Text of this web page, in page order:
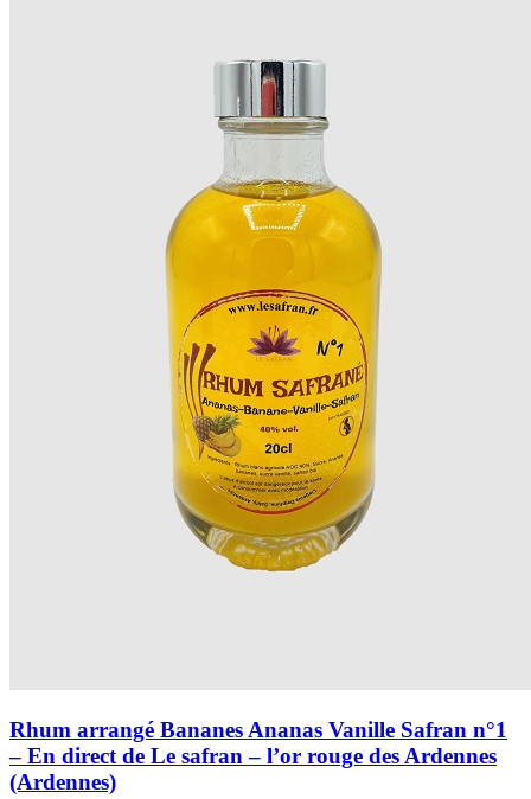
Rhum arrangé Bananes Ananas Vanille Safran n°1
– En direct de Le safran – l’or rouge des Ardennes
(Ardennes)